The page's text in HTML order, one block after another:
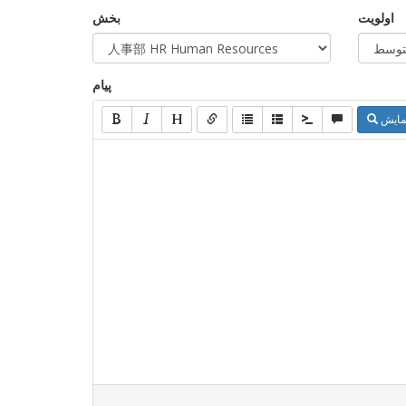
بخش اولویت
پیام